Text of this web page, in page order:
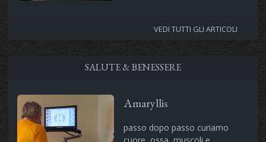
VEDI TUTTI GLI ARTICOLI
SALUTE & BENESSERE
Amaryllis
passo dopo passo curiamo